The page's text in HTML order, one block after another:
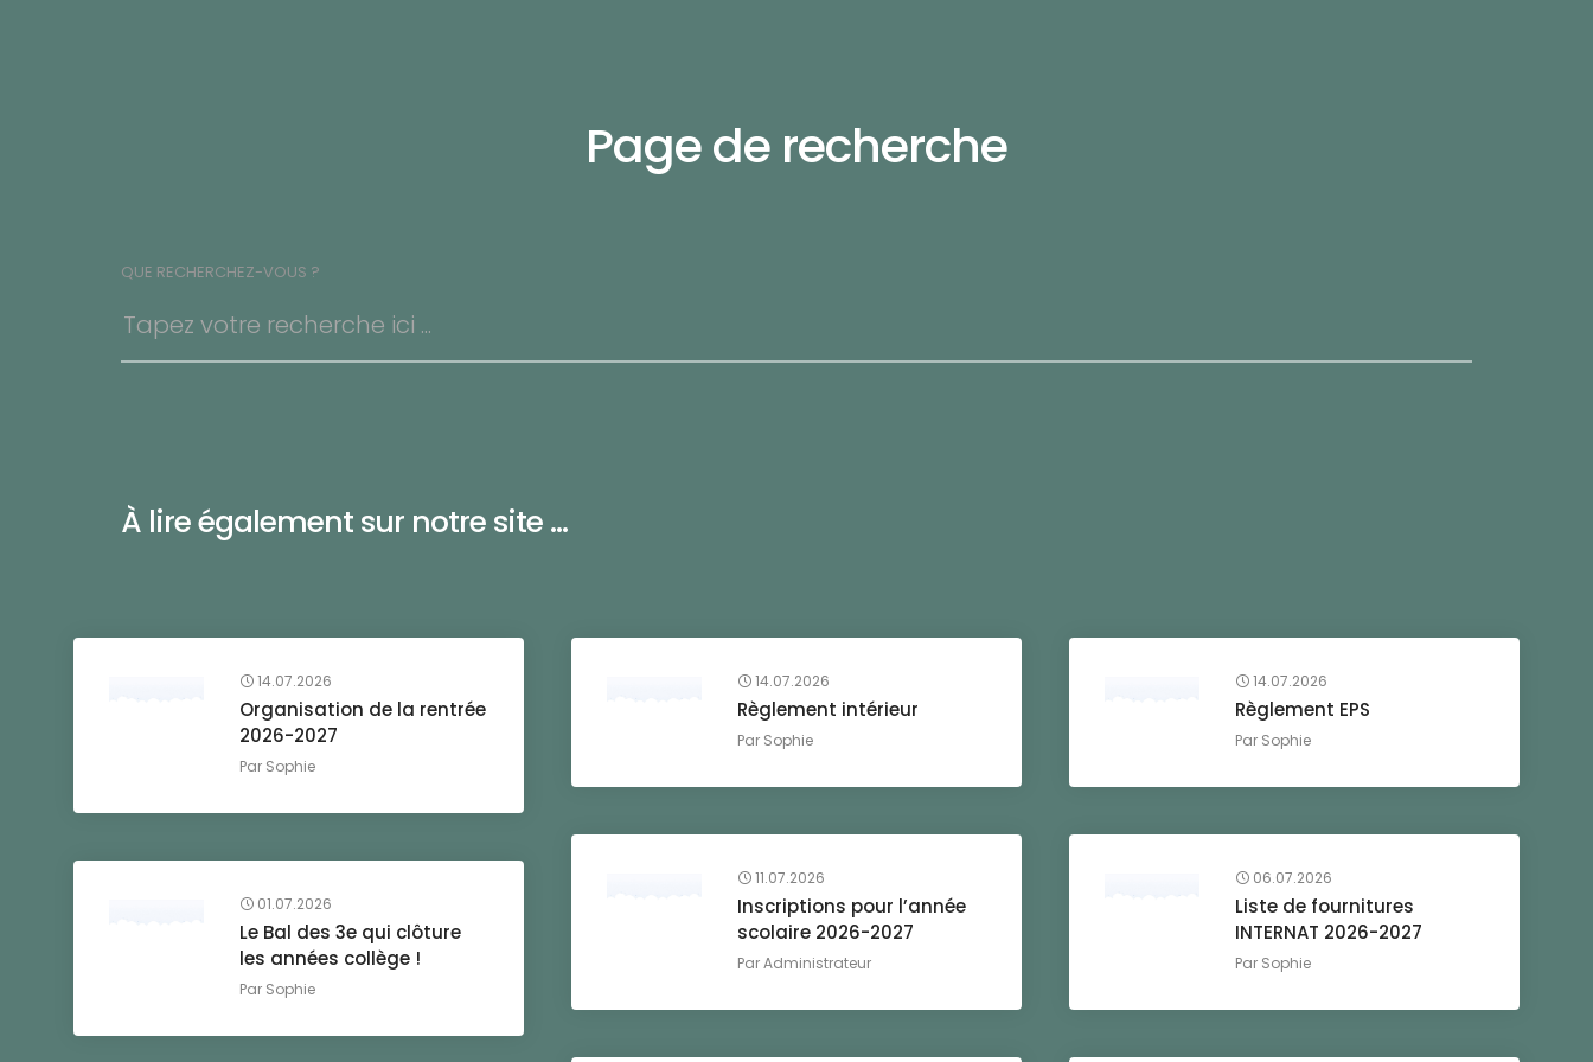
Page de recherche
QUE RECHERCHEZ-VOUS ?
À lire également sur notre site ...
14.07.2026
Organisation de la rentrée
2026-2027
Par Sophie
14.07.2026
Règlement intérieur
Par Sophie
14.07.2026
Règlement EPS
Par Sophie
11.07.2026
Inscriptions pour l’année
scolaire 2026-2027
ParAdministrateur
06.07.2026
Liste de fournitures
INTERNAT 2026-2027
Par Sophie
01.07.2026
Le Bal des 3e qui clôture
les années collège !
Par Sophie